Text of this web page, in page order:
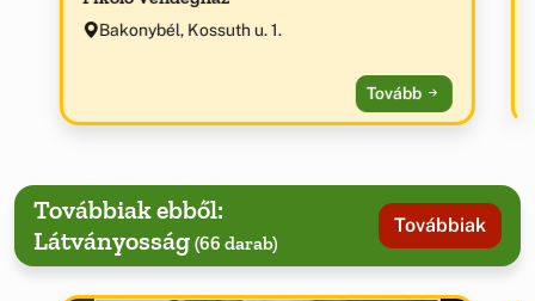
Bakonybél, Kossuth u. 1.
Tovább
Továbbiak ebből:
Látványosság (66 darab)
Továbbiak